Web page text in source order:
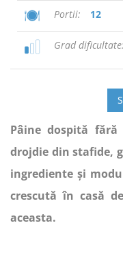
Portii 12
Grad dificultate
Pâine dospită
drojdie din stafide,
ingrediente și
crescută în casă
aceasta.